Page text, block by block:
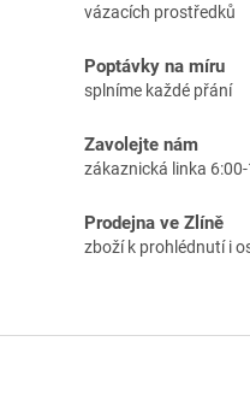
vázacích prostředků
Poptávky na míru
splníme každé přání
Zavolejte nám
zákaznická linka
Prodejna ve Zlíně
zboží k prohlédnutí i